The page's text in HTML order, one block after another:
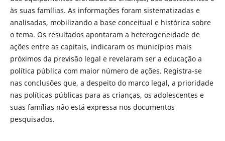
às suas famílias. As informações foram sistematizadas e
analisadas, mobilizando a base conceitual e histórica sobre
o tema. Os resultados apontaram a heterogeneidade de
ações entre as capitais, indicaram os municípios mais
próximos da previsão legal e revelaram ser a educação a
política pública com maior número de ações. Registra-se
nas conclusões que, a despeito do marco legal, a prioridade
nas políticas públicas para as crianças, os adolescentes e
suas famílias não está expressa nos documentos
pesquisados.